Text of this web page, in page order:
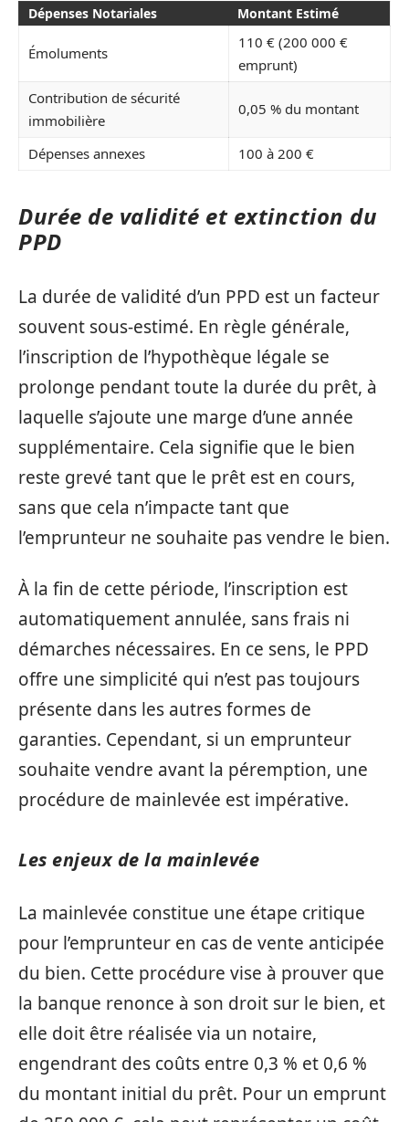
Dépenses Notariales Montant Estimé
Émoluments
110 € (200 000 €
emprunt)
Contribution de sécurité
immobilière
0,05 % du montant
Dépenses annexes 100 à 200 €
Durée de validité et extinction du
PPD
La durée de validité d’un PPD est un facteur
souvent sous-estimé. En règle générale,
l’inscription de l’hypothèque légale se
prolonge pendant toute la durée du prêt, à
laquelle s’ajoute une marge d’une année
supplémentaire. Cela signifie que le bien
reste grevé tant que le prêt est en cours,
sans que cela n’impacte tant que
l’emprunteur ne souhaite pas vendre le bien.
À la fin de cette période, l’inscription est
automatiquement annulée, sans frais ni
démarches nécessaires. En ce sens, le PPD
offre une simplicité qui n’est pas toujours
présente dans les autres formes de
garanties. Cependant, si un emprunteur
souhaite vendre avant la péremption, une
procédure de mainlevée est impérative.
Les enjeux de la mainlevée
La mainlevée constitue une étape critique
pour l’emprunteur en cas de vente anticipée
du bien. Cette procédure vise à prouver que
la banque renonce à son droit sur le bien, et
elle doit être réalisée via un notaire,
engendrant des coûts entre 0,3 % et 0,6 %
du montant initial du prêt. Pour un emprunt